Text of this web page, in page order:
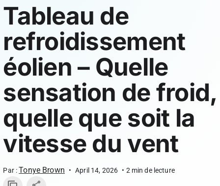
Tableau de
refroidissement
éolien – Quelle
sensation de froid,
quelle que soit la
vitesse du vent
Par : Tonye Brown • April 14, 2026 • 2 min de lecture